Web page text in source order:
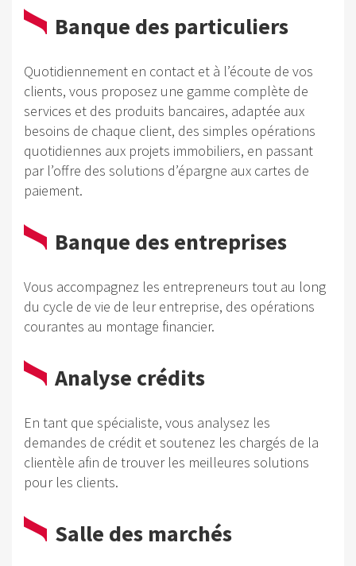
Banque des particuliers
Quotidiennement en contact et à l’écoute de vos
clients, vous proposez une gamme complète de
services et des produits bancaires, adaptée aux
besoins de chaque client, des simples opérations
quotidiennes aux projets immobiliers, en passant
par l’offre des solutions d’épargne aux cartes de
paiement.
Banque des entreprises
Vous accompagnez les entrepreneurs tout au long
du cycle de vie de leur entreprise, des opérations
courantes au montage financier.
Analyse crédits
En tant que spécialiste, vous analysez les
demandes de crédit et soutenez les chargés de la
clientèle afin de trouver les meilleures solutions
pour les clients.
Salle des marchés